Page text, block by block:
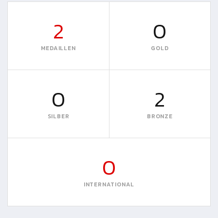
2
MEDAILLEN
0
GOLD
0
SILBER
2
BRONZE
0
INTERNATIONAL